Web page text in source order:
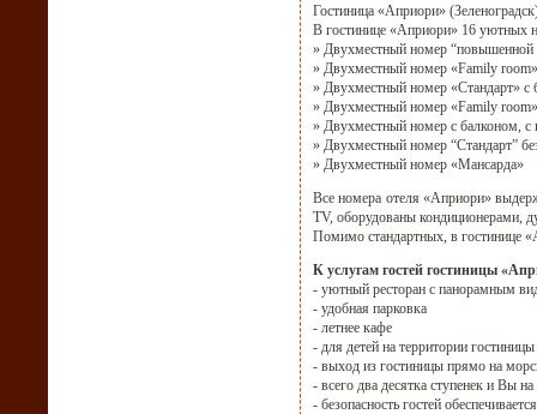
Гостиница «Априори»
В гостинице «Априори» 16 уютных
» Двухместный номер
» Двухместный номер «Family
» Двухместный номер «Стандарт»
» Двухместный номер «Family
» Двухместный номер с балконом, с
» Двухместный номер “Стандарт”
» Двухместный номер «Мансарда»
Все номера отеля «Априори»
ТV, оборудованы кондиционерами,
Помимо стандартных, в гостинице
К услугам гостей гостиницы
- уютный ресторан с панорамным
- удобная парковка
- летнее кафе
- для детей на территории
- выход из гостиницы прямо на
- всего два десятка ступенек и Вы
- безопасность гостей